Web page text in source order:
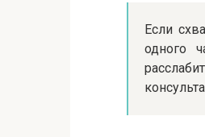
Если
одного